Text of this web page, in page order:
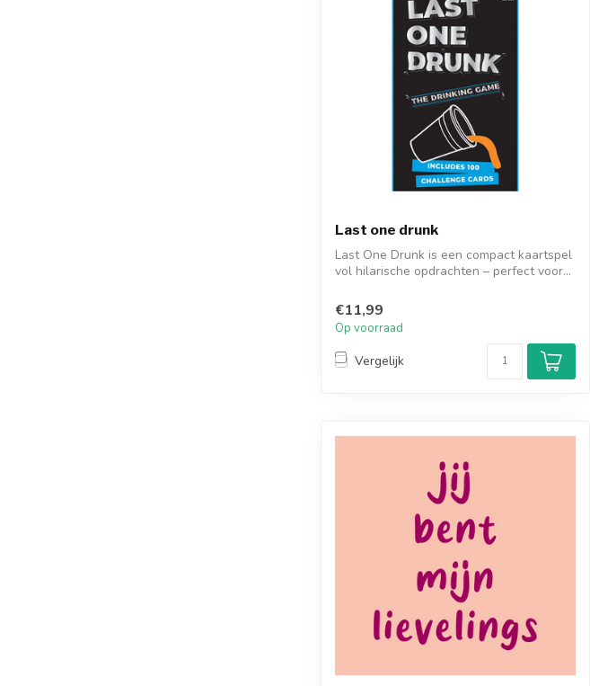
Last one drunk
Last One Drunk is een compact kaartspel
vol hilarische opdrachten – perfect voor...
€11,99
Op voorraad
Vergelijk